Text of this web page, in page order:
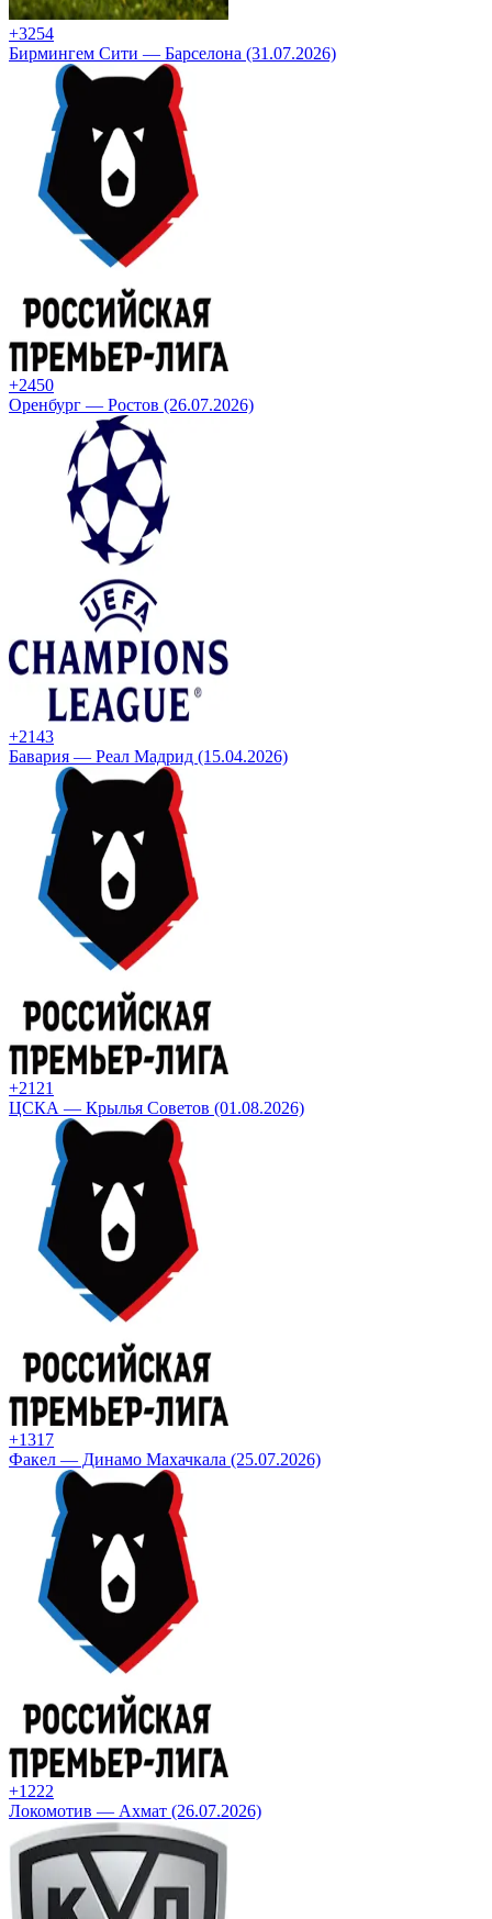
+3254
Бирмингем Сити — Барселона (31.07.2026)
+2450
Оренбург — Ростов (26.07.2026)
+2143
Бавария — Реал Мадрид (15.04.2026)
+21 21
ЦСКА — Крылья Советов (01.08.2026)
+1317
Факел — Динамо Махачкала (25.07.2026)
+1222
Локомотив — Ахмат (26.07.2026)